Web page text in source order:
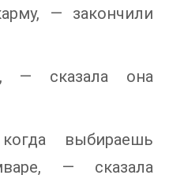
— закончили
— сказала она
выбираешь
— сказала